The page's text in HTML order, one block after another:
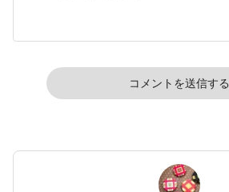
コメントを送信する